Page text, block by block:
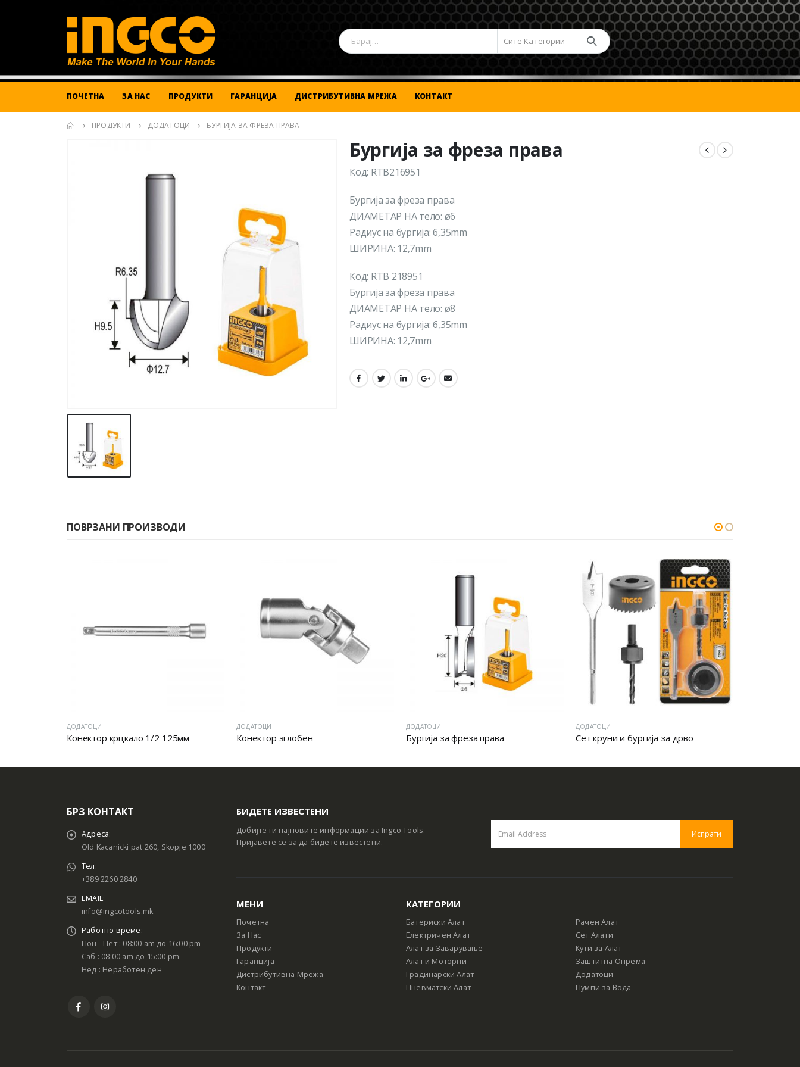
Сите Категории
ПОЧЕТНА ЗА НАС ПРОДУКТИ ГАРАНЦИЈА ДИСТРИБУТИВНА МРЕЖА КОНТАКТ
ПРОДУКТИ ДОДАТОЦИ БУРГИЈА ЗА ФРЕЗА ПРАВА
Бургија за фреза права
Код: RTB216951
Бургија за фреза права
ДИАМЕТАР НА тело: ø6
Радиус на бургија: 6,35mm
ШИРИНА: 12,7mm
Код: RTB 218951
Бургија за фреза права
ДИАМЕТАР НА тело: ø8
Радиус на бургија: 6,35mm
ШИРИНА: 12,7mm
ПОВРЗАНИ ПРОИЗВОДИ
ДОДАТОЦИ
Конектор крцкало 1/2 125мм
ДОДАТОЦИ
Конектор зглобен
ДОДАТОЦИ
Бургија за фреза права
ДОДАТОЦИ
Сет круни и бургија за дрво
БРЗ КОНТАКТ
Адреса:
Old Kacanicki pat 260, Skopje 1000
Тел:
+389 2260 2840
EMAIL:
info@ingcotools.mk
Работно време:
Пон - Пет : 08:00 am до 16:00 pm
Саб : 08:00 am до 15:00 pm
Нед : Неработен ден
БИДЕТЕ ИЗВЕСТЕНИ
Добијте ги најновите информации за Ingco Tools.
Пријавете се за да бидете известени.
МЕНИ
Почетна
За Нас
Продукти
Гаранција
Дистрибутивна Мрежа
Контакт
КАТЕГОРИИ
Батериски Алат
Електричен Алат
Алат за Заварување
Алат и Моторни
Градинарски Алат
Пневматски Алат
Рачен Алат
Сет Алати
Кути за Алат
Заштитна Опрема
Додатоци
Пумпи за Вода